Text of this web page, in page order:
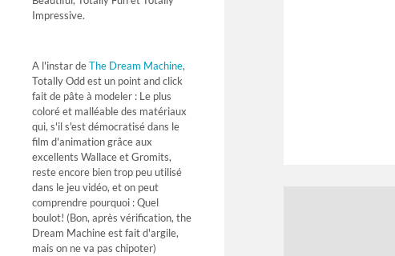
Impressive.
A l'instar deThe Dream Machine,
Totally Odd est un point and click
fait de pâte à modeler : Le plus
coloré et malléable des matériaux
qui, s'il s'est démocratisé dans le
film d'animation grâce aux
excellents Wallace et Gromits,
reste encore bien trop peu utilisé
dans le jeu vidéo, et on peut
comprendre pourquoi : Quel
boulot! (Bon, après vérification, the
Dream Machine est fait d'argile,
mais on ne va pas chipoter)